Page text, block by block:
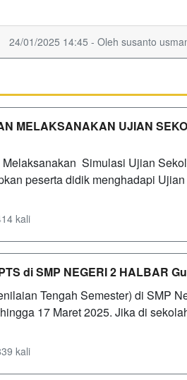
24/01/2025 14:45 - Oleh susanto
MELAKSANAKAN UJIAN
Simulasi Ujian
peserta didik menghadapi
kali
di SMP NEGERI 2 HALBAR
Tengah Semester) di SMP
17 Maret 2025. Jika di
kali